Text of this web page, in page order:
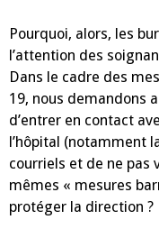
Pourquoi, alors, les
l’attention des
Dans le cadre des
19, nous demandons
d’entrer en contact
l’hôpital (notamment
courriels et de ne pas
mêmes « mesures
protéger la direction ?